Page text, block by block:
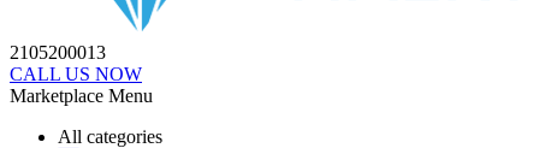
2105200013
CALL US NOW
Marketplace Menu
All categories